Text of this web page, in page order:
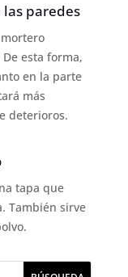
las paredes
esta forma,
en la parte
más
deterioros.
tapa que
También sirve